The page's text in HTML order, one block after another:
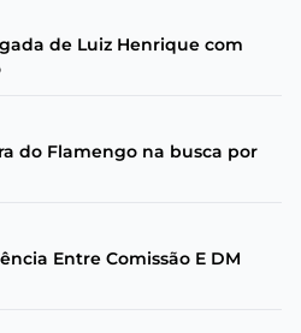
de Luiz Henrique com
do Flamengo na busca por
Entre Comissão E DM